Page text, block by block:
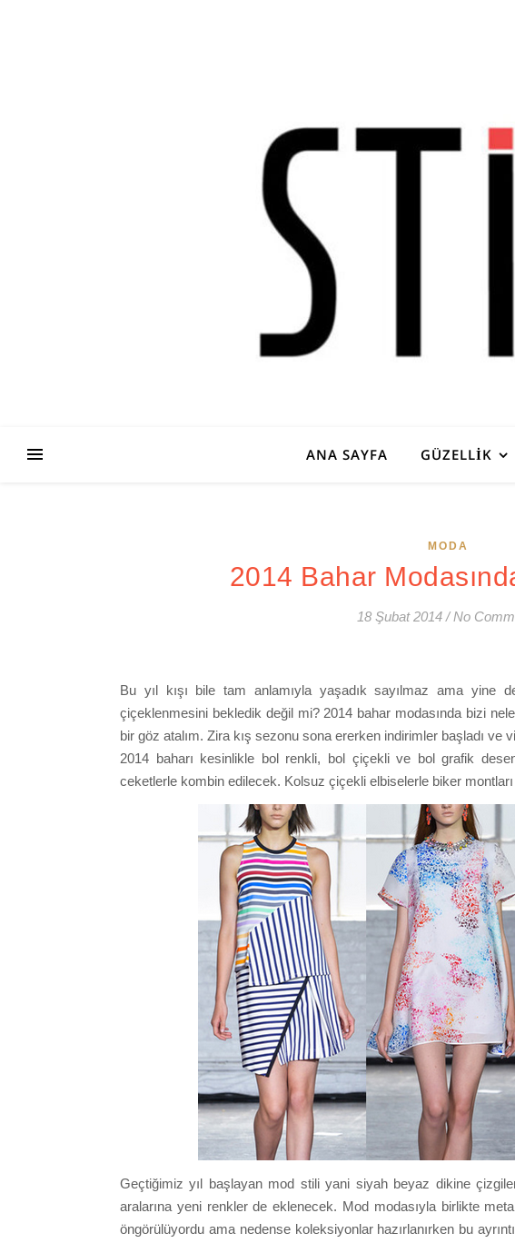
ANA SAYFA GÜZELLIK
MODA
2014 Bahar
18 Şubat 2014 / No
Bu yıl kışı bile tam anlamıyla yaşadık sayılmaz ama yine
çiçeklenmesini bekledik değil mi? 2014 bahar modasında bizi
bir göz atalım. Zira kış sezonu sona ererken indirimler başladı ve
2014 baharı kesinlikle bol renkli, bol çiçekli ve bol grafik
ceketlerle kombin edilecek. Kolsuz çiçekli elbiselerle biker
Geçtiğimiz yıl başlayan mod stili yani siyah beyaz dikine
aralarına yeni renkler de eklenecek. Mod modasıyla birlikte
öngörülüyordu ama nedense koleksiyonlar hazırlanırken bu